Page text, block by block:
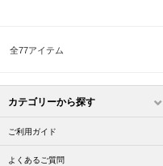
全77アイテム
カテゴリーから探す
ご利用ガイド
よくあるご質問